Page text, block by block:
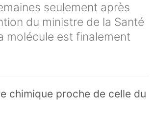
seulement après
du ministre de la Santé
molécule est finalement
chimique proche de celle du